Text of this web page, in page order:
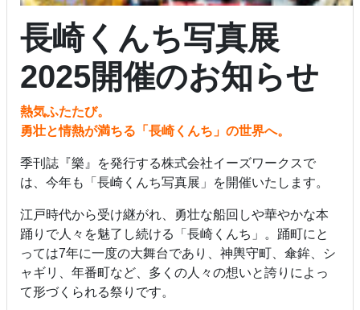
長崎くんち写真展
2025開催のお知らせ
熱気ふたたび。
勇壮と情熱が満ちる「長崎くんち」の世界へ。
季刊誌『樂』を発行する株式会社イーズワークスで
は、今年も「長崎くんち写真展」を開催いたします。
江戸時代から受け継がれ、勇壮な船回しや華やかな本
踊りで人々を魅了し続ける「長崎くんち」。踊町にと
っては7年に一度の大舞台であり、神輿守町、傘鉾、シ
ャギリ、年番町など、多くの人々の想いと誇りによっ
て形づくられる祭りです。